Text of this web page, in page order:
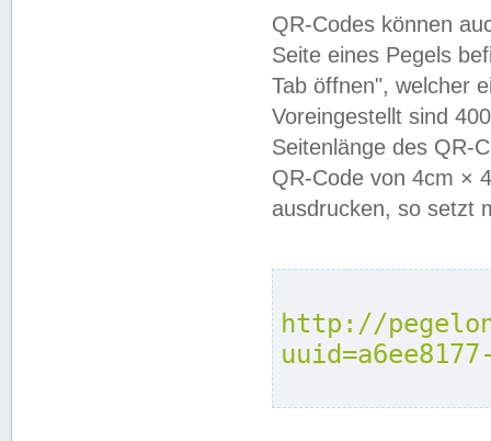
QR-Codes können
Seite eines Pegels
Tab öffnen", welcher
Voreingestellt sind
Seitenlänge des QR-
QR-Code von 4cm ×
ausdrucken, so setzt
http://